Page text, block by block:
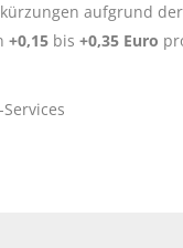
aufgrund
+0,15 bis +0,35 Euro